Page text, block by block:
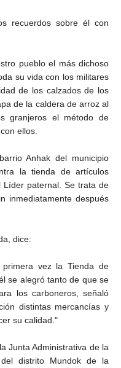
recuerdos sobre él con
pueblo el más dichoso
su vida con los militares
de los calzados de los
de la caldera de arroz al
granjeros el método de
ellos.
Anhak del municipio
la tienda de artículos
Líder paternal. Se trata de
inmediatamente después
dice:
vez la Tienda de
se alegró tanto de que se
los carboneros, señaló
distintas mercancías y
su calidad."
Junta Administrativa de la
distrito Mundok de la